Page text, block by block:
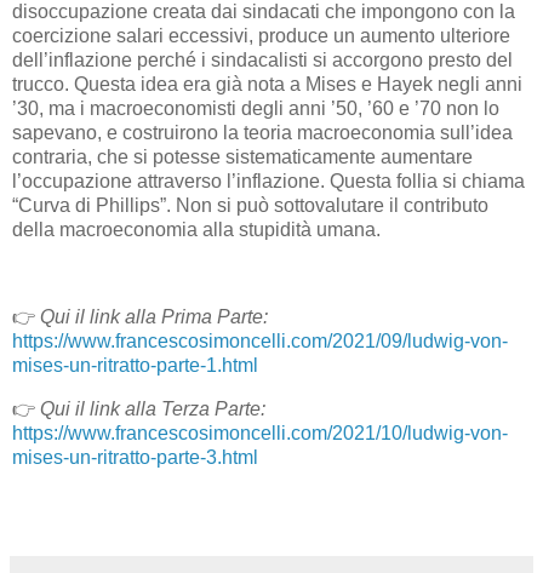
disoccupazione creata dai sindacati che impongono con la
coercizione salari eccessivi, produce un aumento ulteriore
dell’inflazione perché i sindacalisti si accorgono presto del
trucco. Questa idea era già nota a Mises e Hayek negli anni
’30, ma i macroeconomisti degli anni ’50, ’60 e ’70 non lo
sapevano, e costruirono la teoria macroeconomia sull’idea
contraria, che si potesse sistematicamente aumentare
l’occupazione attraverso l’inflazione. Questa follia si chiama
“Curva di Phillips”. Non si può sottovalutare il contributo
della macroeconomia alla stupidità umana.
👉 Qui il link alla Prima Parte:
https://www.francescosimoncelli.com/2021/09/ludwig-von-
mises-un-ritratto-parte-1.html
👉 Qui il link alla Terza Parte:
https://www.francescosimoncelli.com/2021/10/ludwig-von-
mises-un-ritratto-parte-3.html